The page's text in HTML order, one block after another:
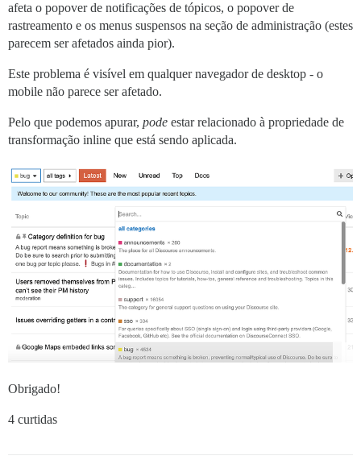
afeta o popover de notificações de tópicos, o popover de
rastreamento e os menus suspensos na seção de administração (estes
parecem ser afetados ainda pior).
Este problema é visível em qualquer navegador de desktop - o
mobile não parece ser afetado.
Pelo que podemos apurar, pode estar relacionado à propriedade de
transformação inline que está sendo aplicada.
Obrigado!
4 curtidas